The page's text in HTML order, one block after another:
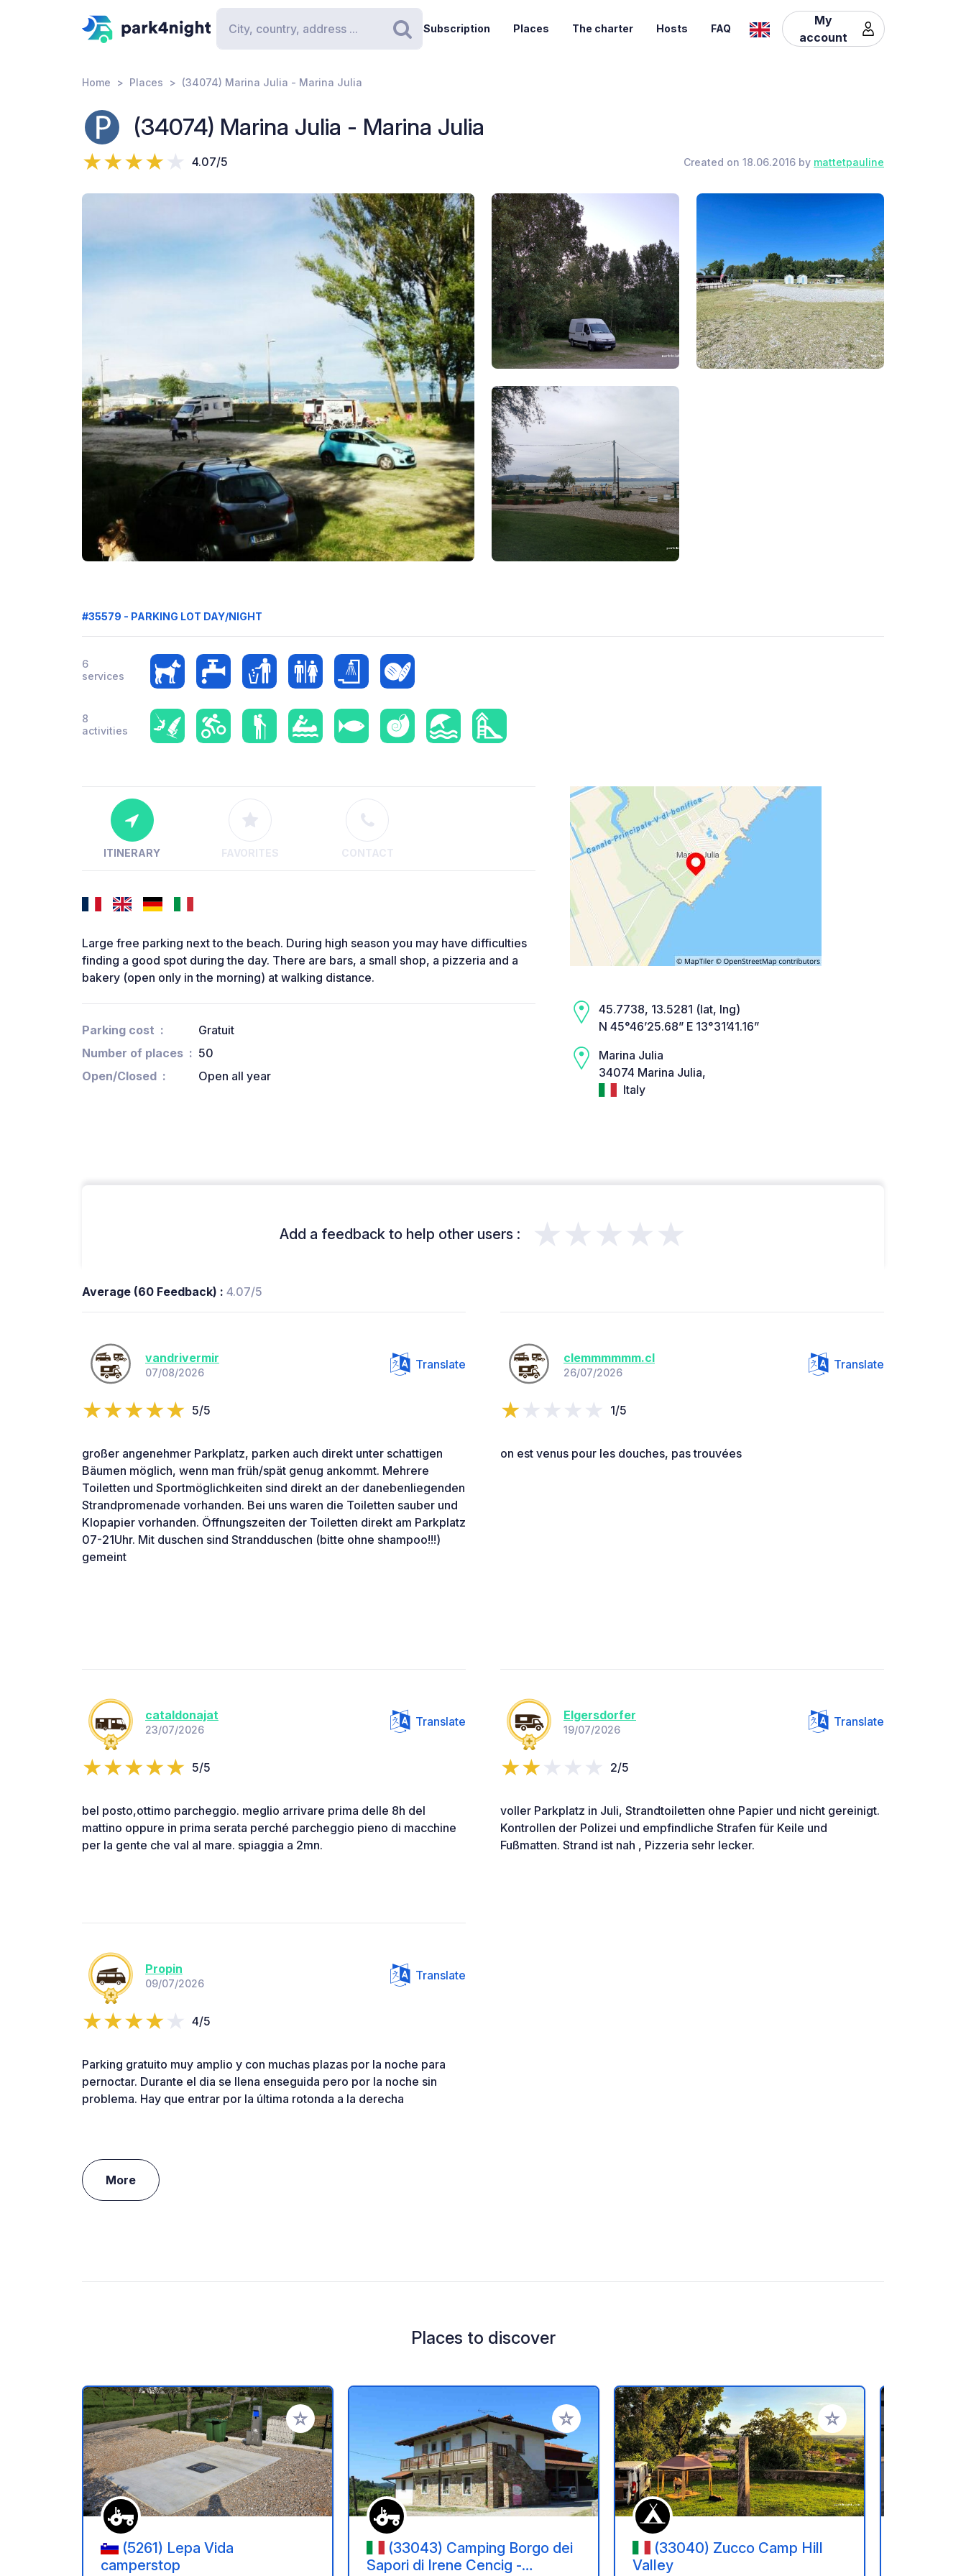
Search
Subscription Places The charter Hosts FAQ
My
account
Home Places (34074) Marina Julia - Marina Julia
(34074) Marina Julia - Marina Julia
4.07/5 Created on 18.06.2016 by mattetpauline
#35579 - PARKING LOT DAY/NIGHT
6
services
8
activities
ITINERARY FAVORITES CONTACT
Large free parking next to the beach. During high season you may have difficulties
finding a good spot during the day. There are bars, a small shop, a pizzeria and a
bakery (open only in the morning) at walking distance.
Parking cost
Gratuit
Number of places
50
Open/Closed
Open all year
45.7738, 13.5281 (lat, lng)
N 45°46’25.68” E 13°31’41.16”
Marina Julia
34074 Marina Julia,
Italy
Add a feedback to help other users : ★★★★★
Average (60 Feedback) : 4.07/5
vandrivermir
07/08/2026
Translate
5/5
großer angenehmer Parkplatz, parken auch direkt unter schattigen
Bäumen möglich, wenn man früh/spät genug ankommt. Mehrere
Toiletten und Sportmöglichkeiten sind direkt an der danebenliegenden
Strandpromenade vorhanden. Bei uns waren die Toiletten sauber und
Klopapier vorhanden. Öffnungszeiten der Toiletten direkt am Parkplatz
07-21Uhr. Mit duschen sind Strandduschen (bitte ohne shampoo!!!)
gemeint
clemmmmmm.cl
26/07/2026
Translate
1/5
on est venus pour les douches, pas trouvées
cataldonajat
23/07/2026
Translate
5/5
bel posto,ottimo parcheggio. meglio arrivare prima delle 8h del
mattino oppure in prima serata perché parcheggio pieno di macchine
per la gente che val al mare. spiaggia a 2mn.
Elgersdorfer
19/07/2026
Translate
2/5
voller Parkplatz in Juli, Strandtoiletten ohne Papier und nicht gereinigt.
Kontrollen der Polizei und empfindliche Strafen für Keile und
Fußmatten. Strand ist nah , Pizzeria sehr lecker.
Propin
09/07/2026
Translate
4/5
Parking gratuito muy amplio y con muchas plazas por la noche para
pernoctar. Durante el dia se llena enseguida pero por la noche sin
problema. Hay que entrar por la última rotonda a la derecha
More
Places to discover
Add to your favorites
(5261) Lepa Vida
camperstop
Add to your favorites
(33043) Camping Borgo dei
Sapori di Irene Cencig -
Add to your favorites
(33040) Zucco Camp Hill
Valley